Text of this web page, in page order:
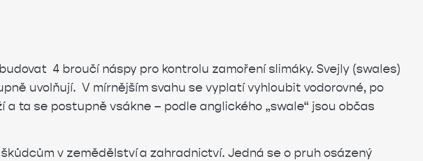
4 broučí náspy pro kontrolu zamoření slimáky. Svejly (swales)
uvolňují. V mírnějším svahu se vyplatí vyhloubit vodorovné, po
ta se postupně vsákne – podle anglického „swale“ jsou občas
v zemědělství a zahradnictví. Jedná se o pruh osázený